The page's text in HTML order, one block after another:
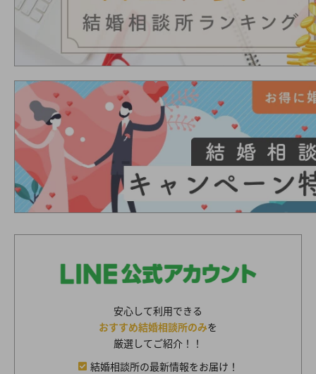
安心して利用できる
おすすめ結婚相談所のみを
厳選してご紹介！！
結婚相談所の最新情報をお届け！